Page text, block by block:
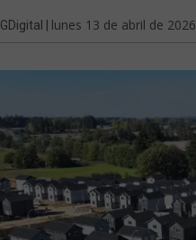
| lunes 13 de abril de 2026